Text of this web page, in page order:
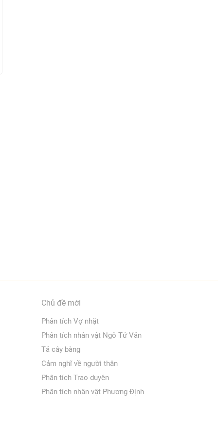
Chủ đề mới
Phân tích Vợ nhặt
Phân tích nhân vật Ngô Tử Văn
Tả cây bàng
Cảm nghĩ về người thân
Phân tích Trao duyên
Phân tích nhân vật Phương Định